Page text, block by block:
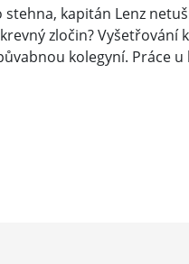
kapitán Lenz
zločin? Vyšetřování
kolegyní. Práce u